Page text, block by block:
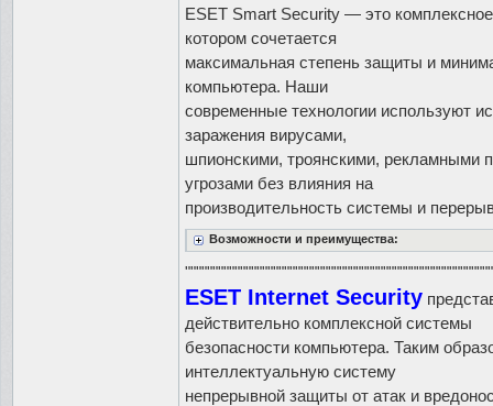
ESET Smart Security — это
котором сочетается
максимальная степень защиты и
компьютера. Наши
современные технологии используют
заражения вирусами,
шпионскими, троянскими, рекламными
угрозами без влияния на
производительность системы и
Возможности и преимущества:
ESET Internet Security
действительно комплексной системы
безопасности компьютера. Таким
интеллектуальную систему
непрерывной защиты от атак и